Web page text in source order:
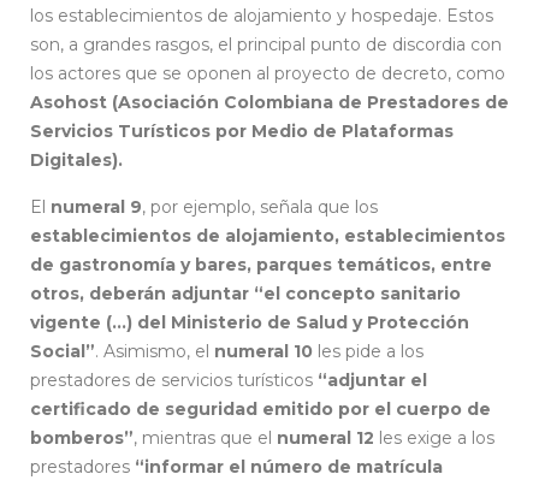
los establecimientos de alojamiento y hospedaje. Estos
son, a grandes rasgos, el principal punto de discordia con
los actores que se oponen al proyecto de decreto, como
Asohost (Asociación Colombiana de Prestadores de
Servicios Turísticos por Medio de Plataformas
Digitales).
El numeral 9, por ejemplo, señala que los
establecimientos de alojamiento, establecimientos
de gastronomía y bares, parques temáticos, entre
otros, deberán adjuntar “el concepto sanitario
vigente (…) del Ministerio de Salud y Protección
Social”. Asimismo, el numeral 10 les pide a los
prestadores de servicios turísticos “adjuntar el
certificado de seguridad emitido por el cuerpo de
bomberos”, mientras que el numeral 12 les exige a los
prestadores “informar el número de matrícula